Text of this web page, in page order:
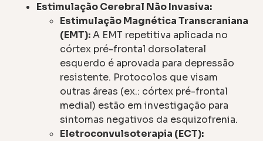
Estimulação Cerebral Não Invasiva:
Estimulação Magnética Transcraniana
(EMT):A EMT repetitiva aplicada no
córtex pré-frontal dorsolateral
esquerdo é aprovada para depressão
resistente. Protocolos que visam
outras áreas (ex.: córtex pré-frontal
medial) estão em investigação para
sintomas negativos da esquizofrenia.
Eletroconvulsoterapia (ECT):